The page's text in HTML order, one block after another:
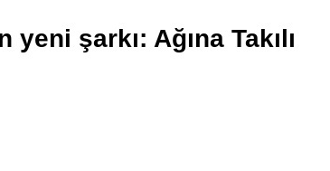
yeni şarkı: Ağına Takılı